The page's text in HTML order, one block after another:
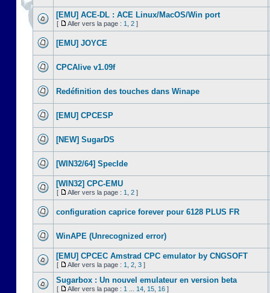
[EMU] ACE-DL : ACE Linux/MacOS/Win port
[ Aller vers la page : 1 2 ]
[EMU] JOYCE
CPCAlive v1.09f
Redéfinition des touches dans Winape
[EMU] CPCESP
[NEW] SugarDS
[WIN32/64] SpecIde
[WIN32] CPC-EMU
[ Aller vers la page : 1 2 ]
configuration caprice forever pour 6128 PLUS FR
WinAPE (Unrecognized error)
[EMU] CPCEC Amstrad CPC emulator by CNGSOFT
[ Aller vers la page : 1 2 3 ]
Sugarbox : Un nouvel emulateur en version beta
[ Aller vers la page : 1 14 15 16 ]